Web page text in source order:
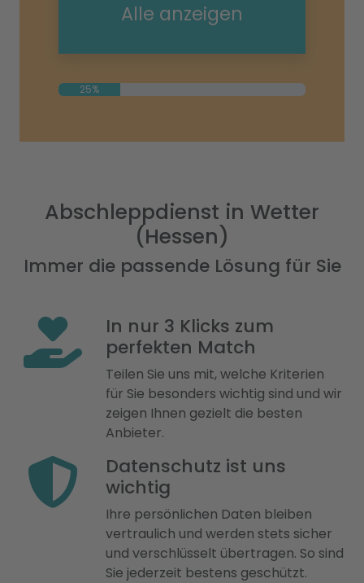
Alle anzeigen
25%
Abschleppdienst in Wetter
(Hessen)
Immer die passende Lösung für Sie
In nur 3 Klicks zum
perfekten Match
Teilen Sie uns mit, welche Kriterien
für Sie besonders wichtig sind und wir
zeigen Ihnen gezielt die besten
Anbieter.
Datenschutz ist uns
wichtig
Ihre persönlichen Daten bleiben
vertraulich und werden stets sicher
und verschlüsselt übertragen. So sind
Sie jederzeit bestens geschützt.